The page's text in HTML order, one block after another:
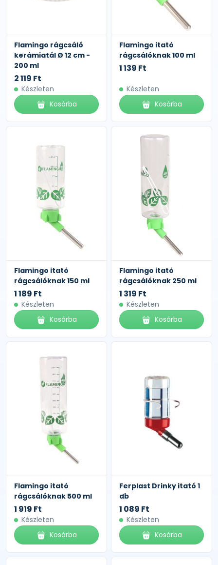
Flamingo rágcsáló
kerámiatál Ø 12 cm -
200 ml
2 119 Ft
Készleten
Kosárba
Flamingo itató
rágcsálóknak 100 ml
1 139 Ft
Készleten
Kosárba
Flamingo itató
rágcsálóknak 150 ml
1 189 Ft
Készleten
Kosárba
Flamingo itató
rágcsálóknak 250 ml
1 319 Ft
Készleten
Kosárba
Flamingo itató
rágcsálóknak 500 ml
1 919 Ft
Készleten
Kosárba
Ferplast Drinky itató 1
db
1 089 Ft
Készleten
Kosárba